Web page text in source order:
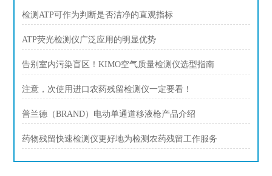
检测ATP可作为判断是否洁净的直观指标
ATP荧光检测仪广泛应用的明显优势
告别室内污染盲区！KIMO空气质量检测仪选型指南
注意，次使用进口农药残留检测仪一定要看！
普兰德（BRAND）电动单通道移液枪产品介绍
药物残留快速检测仪更好地为检测农药残留工作服务